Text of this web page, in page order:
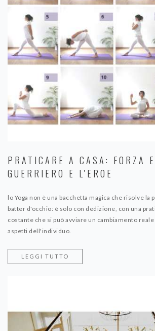
PRATICARE A CASA: FORZA
GUERRIERO E L'EROE
lo Yoga non è una bacchetta magica che risolve la
batter d'occhio: è solo con dedizione, con una
costante che si può avviare un cambiamento
aspetti dell'individuo.
LEGGI TUTTO